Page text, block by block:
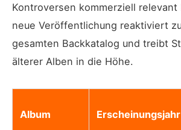
Kontroversen kommerziell
neue Veröffentlichung reaktiviert
gesamten Backkatalog und treibt
älterer Alben in die Höhe.
Album Erscheinungsjahr